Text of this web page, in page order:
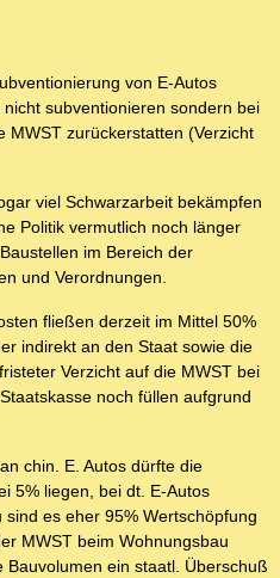
von E-Autos
nicht subventionieren sondern bei
MWST zurückerstatten (Verzicht
viel Schwarzarbeit bekämpfen
Politik vermutlich noch länger
im Bereich der
und Verordnungen.
fließen derzeit im Mittel 50%
indirekt an den Staat sowie die
Verzicht auf die MWST bei
noch füllen aufgrund
chin. E. Autos dürfte die
5% liegen, bei dt. E-Autos
es eher 95% Wertschöpfung
MWST beim Wohnungsbau
ein staatl. Überschuß